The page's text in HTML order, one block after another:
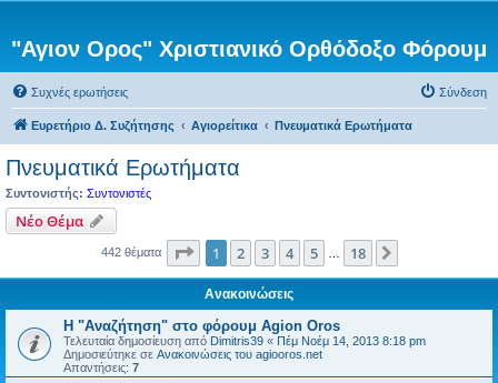
"Αγιον Ορος" Χριστιανικό Ορθόδοξο Φόρουμ
Συχνές ερωτήσεις Σύνδεση
Ευρετήριο Δ. Συζήτησης Αγιορείτικα Πνευματικά Ερωτήματα
Πνευματικά Ερωτήματα
Συντονιστής: Συντονιστές
Νέο Θέμα
442 θέματα Σελίδα από18
1 2 3 4 5 18
Ανακοινώσεις
Η "Αναζήτηση" στο φόρουμ Agion Oros
Τελευταία δημοσίευση από Dimitris39 « Πέμ Νοέμ 14, 2013 8:18 pm
Δημοσιεύτηκε σε Ανακοινώσεις του agiooros.net
Απαντήσεις: 7